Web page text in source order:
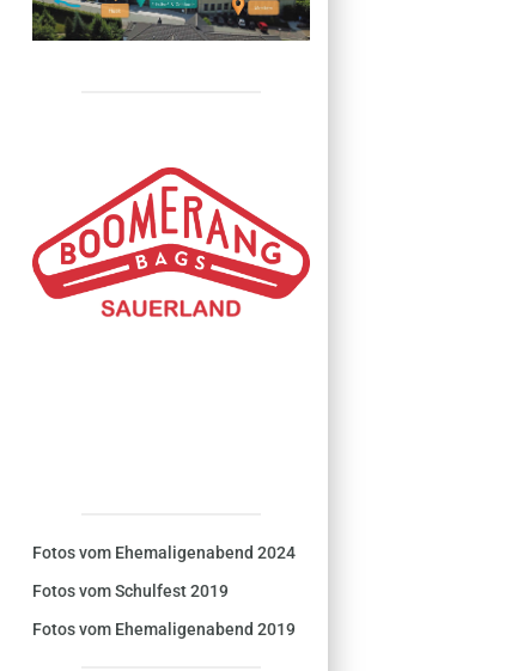
Fotos vom Ehemaligenabend 2024
Fotos vom Schulfest 2019
Fotos vom Ehemaligenabend 2019